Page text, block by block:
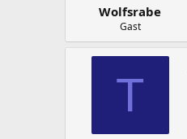
Wolfsrabe
Gast
T